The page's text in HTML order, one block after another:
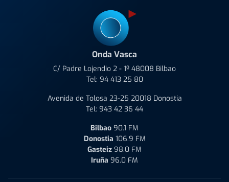
Onda Vasca
C/ Padre Lojendio 2 - 1º 48008 Bilbao
Tel: 94 413 25 80
Avenida de Tolosa 23-25 20018 Donostia
Tel: 943 42 36 44
Bilbao 90.1 FM
Donostia 106.9 FM
Gasteiz 98.0 FM
Iruña 96.0 FM